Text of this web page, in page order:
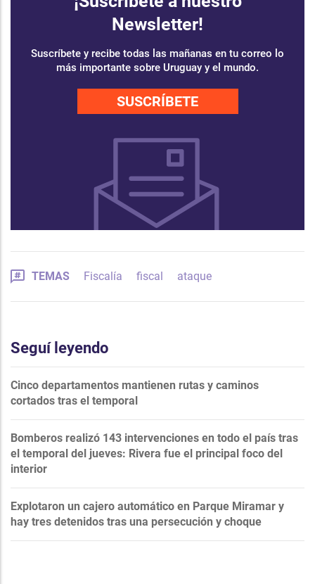
Newsletter!
Suscríbete y recibe todas las mañanas en tu correo lo
más importante sobre Uruguay y el mundo.
SUSCRÍBETE
TEMAS Fiscalía fiscal ataque
Seguí leyendo
Cinco departamentos mantienen rutas y caminos
cortados tras el temporal
Bomberos realizó 143 intervenciones en todo el país tras
el temporal del jueves: Rivera fue el principal foco del
interior
Explotaron un cajero automático en Parque Miramar y
hay tres detenidos tras una persecución y choque